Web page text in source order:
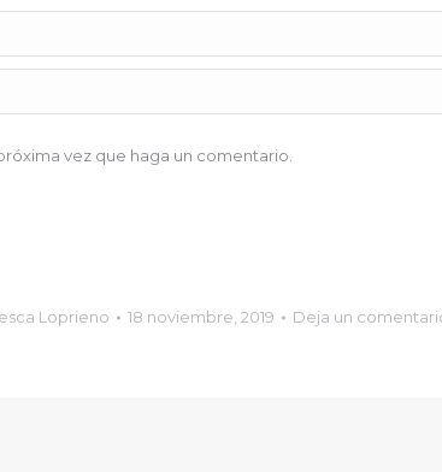
vez que haga un comentario.
Loprieno 18 noviembre, 2019 Deja un